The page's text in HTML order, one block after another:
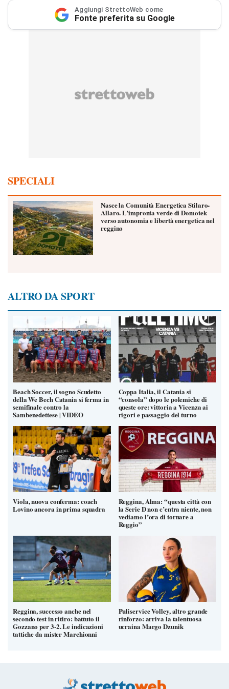
Aggiungi StrettoWeb come
Fonte preferita su Google
SPECIALI
Nasce la Comunità Energetica Stilaro-
Allaro. L’impronta verde di Domotek
verso autonomia e libertà energetica nel
reggino
ALTRO DA SPORT
Beach Soccer, il sogno Scudetto
della We Bech Catania si ferma in
semifinale contro la
Sambenedettese | VIDEO
Coppa Italia, il Catania si
“consola” dopo le polemiche di
queste ore: vittoria a Vicenza ai
rigori e passaggio del turno
Viola, nuova conferma: coach
Lovino ancora in prima squadra
Reggina, Alma: “questa città con
la Serie D non c’entra niente, non
vediamo l’ora di tornare a
Reggio”
Reggina, successo anche nel
secondo test in ritiro: battuto il
Gozzano per 3-2. Le indicazioni
tattiche da mister Marchionni
Puliservice Volley, altro grande
rinforzo: arriva la talentuosa
ucraina Margo Dzunik